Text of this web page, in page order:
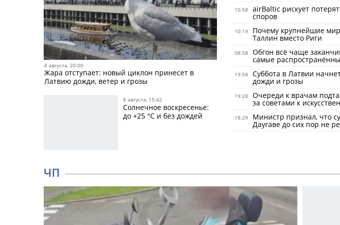
8 августа, 20:00
Жара отступает: новый циклон принесет в
Латвию дожди, ветер и грозы
8 августа, 15:42
Солнечное воскресенье:
до +25 °C и без дождей
10:58 airBaltic рискует
споров
10:19 Почему крупнейшие
Таллин вместо Риги
08:58 Обгон всё чаще
самые
19:58 Суббота в Латвии
дожди и грозы
19:28 Очереди к врачам
за советами к
18:29 Министр признал, что
Даугаве до сих пор не
ЧП